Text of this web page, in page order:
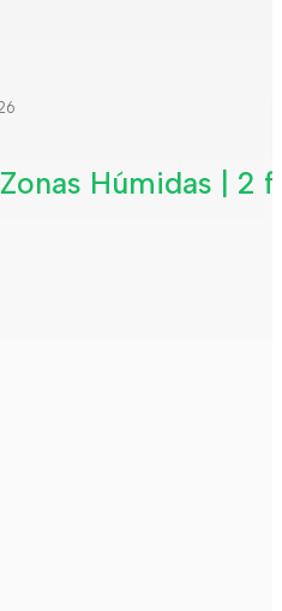
Húmidas | 2